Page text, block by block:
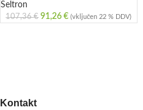
Seltron
107,36€ 91,26€ (vključen 22 % DDV)
Kontakt